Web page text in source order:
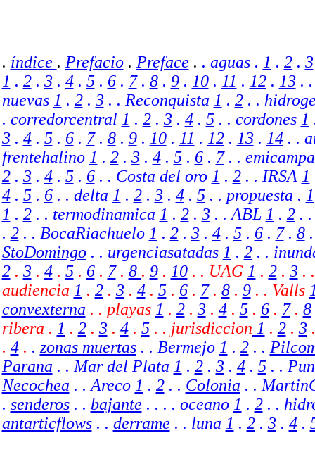
. índice . Prefacio. Preface . . aguas . 1 . 2. 3
1 . 2. 3. 4. 5. 6. 7. 8. 9. 10. 11 . 12. 13. .
nuevas 1 . 2. 3. . Reconquista 1 . 2. .
. corredorcentral 1 . 2. 3. 4. 5. . cordones 1
3. 4. 5. 6. 7. 8. 9. 10. 11 . 12. 13. 14. .
frentehalino 1 . 2 . 3. 4 . 5. 6. 7. .
2. 3. 4. 5. 6. . Costa del oro 1 . 2 . . IRSA 1
4. 5. 6. . delta 1 . 2. 3. 4. 5. . propuesta . 1
1 . 2. . termodinamica 1 . 2. 3. . ABL 1 . 2.
. 2. . BocaRiachuelo 1 . 2. 3. 4 . 5. 6. 7. 8
StoDomingo. . urgenciasatadas 1 . 2 . .
2. 3. 4. 5. 6. 7. 8 . 9. 10. . UAG 1 . 2. 3.
audiencia 1 . 2. 3. 4. 5. 6. 7. 8. 9. . Valls
convexterna . . playas 1 . 2. 3. 4. 5. 6. 7. 8
ribera . 1 . 2. 3. 4. 5. . jurisdiccion 1 . 2. 3.
. 4. . zonas muertas. . Bermejo 1 . 2. .
Parana . . Mar del Plata 1 . 2. 3. 4. 5. .
Necochea . . Areco 1 . 2. . Colonia . .
. senderos. . bajante . . . . oceano 1 . 2. .
antarticflows. . derrame . . luna 1 . 2. 3. 4.